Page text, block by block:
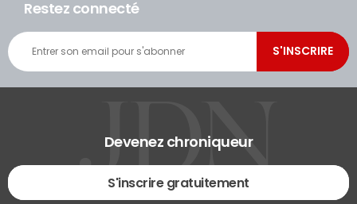
Restez connecté
Devenez chroniqueur
S'inscrire gratuitement